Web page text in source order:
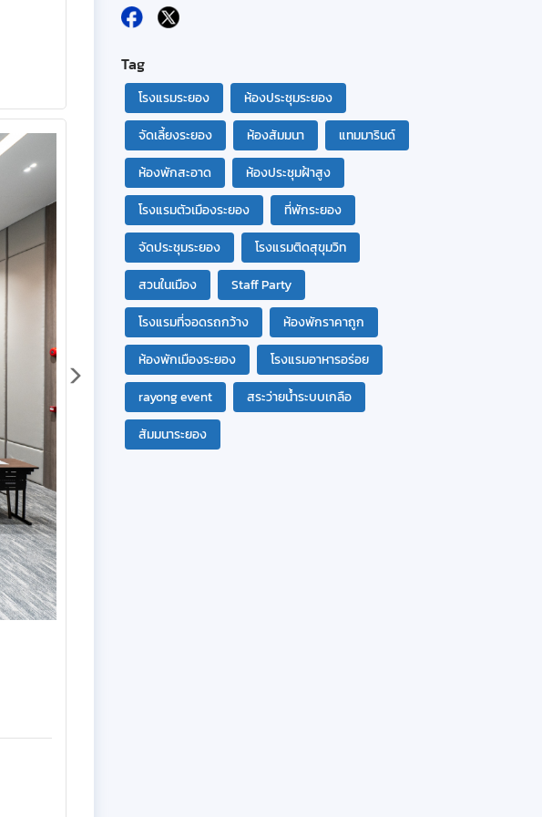
Tag
โรงแรมระยอง
ห้องประชุมระยอง
จัดเลี้ยงระยอง
ห้องสัมมนา
แทมมารินด์
ห้องพักสะอาด
ห้องประชุมฝ้าสูง
โรงแรมตัวเมืองระยอง
ที่พักระยอง
จัดประชุมระยอง
โรงแรมติดสุขุมวิท
สวนในเมือง
Staff Party
โรงแรมที่จอดรถกว้าง
ห้องพักราคาถูก
ห้องพักเมืองระยอง
โรงแรมอาหารอร่อย
rayong event
สระว่ายน้ำระบบเกลือ
สัมมนาระยอง